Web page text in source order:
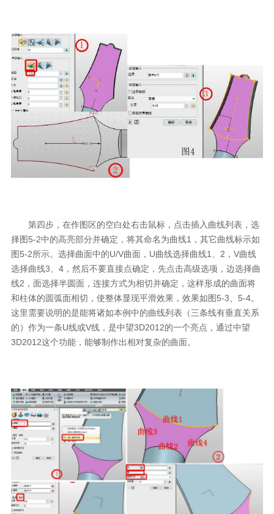
第四步，在作图区的空白处右击鼠标，点击插入曲线列表，选
择图5-2中的高亮部分并确定，将其命名为曲线1，其它曲线标示如
图5-2所示。选择曲面中的U/V曲面，U曲线选择曲线1、2，V曲线
选择曲线3、4，然后不要直接点确定，先点击高级选项，边选择曲
线2，面选择半圆面，连接方式为相切并确定，这样形成的曲面将
和柱体的圆弧面相切，使整体显现平滑效果，效果如图5-3、5-4。
这里需要说明的是能将诸如本例中的曲线列表（三条线有垂直关系
的）作为一条U线或V线，是中望3D2012的一个亮点，通过中望
3D2012这个功能，能够制作出相对复杂的曲面。